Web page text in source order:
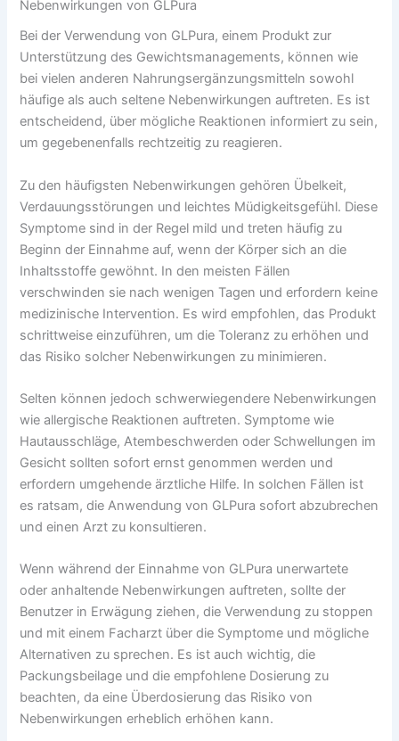
Nebenwirkungen von GLPura
Bei der Verwendung von GLPura, einem Produkt zur
Unterstützung des Gewichtsmanagements, können wie
bei vielen anderen Nahrungsergänzungsmitteln sowohl
häufige als auch seltene Nebenwirkungen auftreten. Es ist
entscheidend, über mögliche Reaktionen informiert zu sein,
um gegebenenfalls rechtzeitig zu reagieren.
Zu den häufigsten Nebenwirkungen gehören Übelkeit,
Verdauungsstörungen und leichtes Müdigkeitsgefühl. Diese
Symptome sind in der Regel mild und treten häufig zu
Beginn der Einnahme auf, wenn der Körper sich an die
Inhaltsstoffe gewöhnt. In den meisten Fällen
verschwinden sie nach wenigen Tagen und erfordern keine
medizinische Intervention. Es wird empfohlen, das Produkt
schrittweise einzuführen, um die Toleranz zu erhöhen und
das Risiko solcher Nebenwirkungen zu minimieren.
Selten können jedoch schwerwiegendere Nebenwirkungen
wie allergische Reaktionen auftreten. Symptome wie
Hautausschläge, Atembeschwerden oder Schwellungen im
Gesicht sollten sofort ernst genommen werden und
erfordern umgehende ärztliche Hilfe. In solchen Fällen ist
es ratsam, die Anwendung von GLPura sofort abzubrechen
und einen Arzt zu konsultieren.
Wenn während der Einnahme von GLPura unerwartete
oder anhaltende Nebenwirkungen auftreten, sollte der
Benutzer in Erwägung ziehen, die Verwendung zu stoppen
und mit einem Facharzt über die Symptome und mögliche
Alternativen zu sprechen. Es ist auch wichtig, die
Packungsbeilage und die empfohlene Dosierung zu
beachten, da eine Überdosierung das Risiko von
Nebenwirkungen erheblich erhöhen kann.